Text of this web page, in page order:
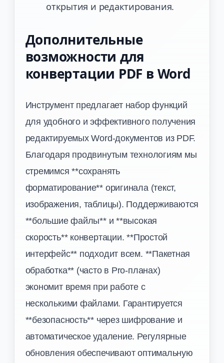
открытия и редактирования.
Дополнительные
возможности для
конвертации PDF в Word
Инструмент предлагает набор функций
для удобного и эффективного получения
редактируемых Word-документов из PDF.
Благодаря продвинутым технологиям мы
стремимся **сохранять
форматирование** оригинала (текст,
изображения, таблицы). Поддерживаются
**большие файлы** и **высокая
скорость** конвертации. **Простой
интерфейс** подходит всем. **Пакетная
обработка** (часто в Pro-планах)
экономит время при работе с
несколькими файлами. Гарантируется
**безопасность** через шифрование и
автоматическое удаление. Регулярные
обновления обеспечивают оптимальную